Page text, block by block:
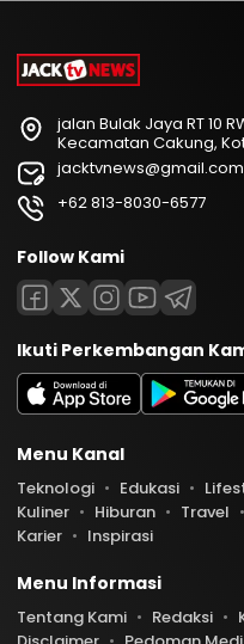
jalan Bulak Jaya RT 10
Kecamatan Cakung,
jacktvnews@gmail.com
+62 813-8030-6577
Follow Kami
Ikuti Perkembangan
Menu Kanal
Teknologi Edukasi
Kuliner
Hiburan Travel
Karier
Inspirasi
Menu Informasi
Tentang Kami Redaksi